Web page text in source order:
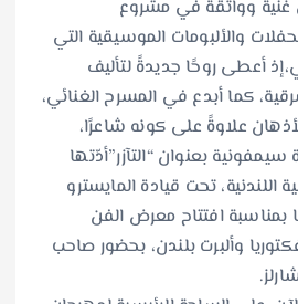
غنية وواثقة في مشروع
والألبومات الموسيقية التي
أعطى روحًا جديدةً لتأليف
كما أبدع في المسرح الغنائي،
علاوةً على كونه شاعرًا،
بعنوان “التآزر”أدّتها
اللندنية، تحت قيادة المايسترو
بمناسبة افتتاح معرض الفن
وألبرت بلندن، بحضور صاحب